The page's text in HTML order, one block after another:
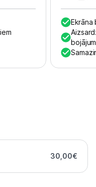
Ekrāna
30,00€